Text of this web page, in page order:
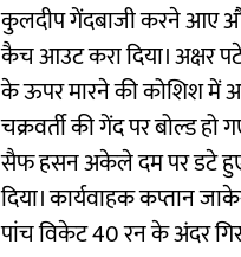
कुलदीप गेंदबाजी करने आए
कैच आउट करा दिया। अक्षर
के ऊपर मारने की कोशिश में
चक्रवर्ती की गेंद पर बोल्ड
सैफ हसन अकेले दम पर डटे हुए
दिया। कार्यवाहक कप्तान
पांच विकेट 40 रन के अंदर